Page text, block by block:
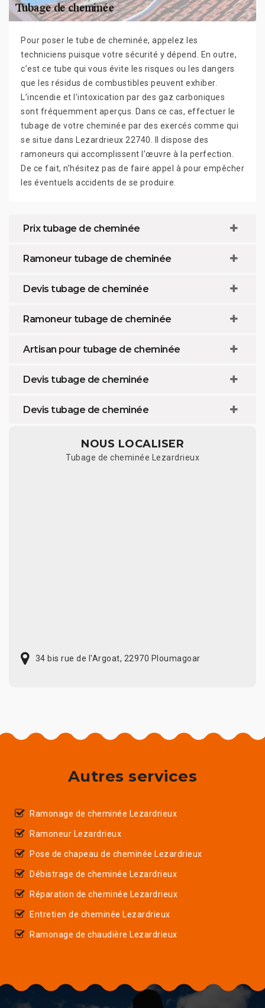
Pour poser le tube de cheminée, appelez les
techniciens puisque votre sécurité y dépend. En outre,
c’est ce tube qui vous évite les risques ou les dangers
que les résidus de combustibles peuvent exhiber.
L’incendie et l’intoxication par des gaz carboniques
sont fréquemment aperçus. Dans ce cas, effectuer le
tubage de votre cheminée par des exercés comme qui
se situe dans Lezardrieux 22740. Il dispose des
ramoneurs qui accomplissent l’œuvre à la perfection.
De ce fait, n’hésitez pas de faire appel à pour empêcher
les éventuels accidents de se produire.
Prix tubage de cheminée
Ramoneur tubage de cheminée
Devis tubage de cheminée
Ramoneur tubage de cheminée
Artisan pour tubage de cheminée
Devis tubage de cheminée
Devis tubage de cheminée
NOUS LOCALISER
Tubage de cheminée Lezardrieux
34 bis rue de l'Argoat, 22970 Ploumagoar
Autres services
Ramonage de cheminée Lezardrieux
Ramoneur Lezardrieux
Pose de chapeau de cheminée Lezardrieux
Débistrage de cheminée Lezardrieux
Réparation de cheminée Lezardrieux
Entretien de cheminée Lezardrieux
Ramonage de chaudière Lezardrieux